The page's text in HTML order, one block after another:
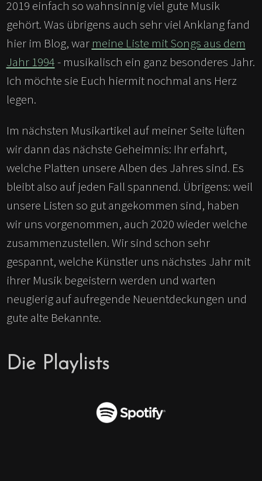
2019 einfach so wahnsinnig viel gute Musik
gehört. Was übrigens auch sehr viel Anklang fand
hier im Blog, war meine Liste mit Songs aus dem
Jahr 1994 - musikalisch ein ganz besonderes Jahr.
Ich möchte sie Euch hiermit nochmal ans Herz
legen.
Im nächsten Musikartikel auf meiner Seite lüften
wir dann das nächste Geheimnis: Ihr erfahrt,
welche Platten unsere Alben des Jahres sind. Es
bleibt also auf jeden Fall spannend. Übrigens: weil
unsere Listen so gut angekommen sind, haben
wir uns vorgenommen, auch 2020 wieder welche
zusammenzustellen. Wir sind schon sehr
gespannt, welche Künstler uns nächstes Jahr mit
ihrer Musik begeistern werden und warten
neugierig auf aufregende Neuentdeckungen und
gute alte Bekannte.
Die Playlists